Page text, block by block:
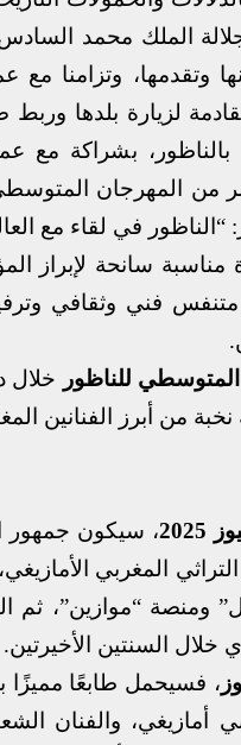
الملك محمد
وتقدمها، وتزامنا مع
لزيارة بلدها
بالناظور، بشراكة مع
مناسبة سانحة لإبراز
فني وثقافي
المتوسطي للناظور خلال
نخبة من أبرز الفنانين
، سيكون جمهور
المغربي
ومنصة “موازين”، ثم
خلال السنتين الأخيرتين.
، فسيحمل طابعًا مميزًا
والفنان